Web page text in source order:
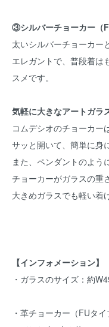
③シルバーチョーカー（
太いシルバーチョーカー
エレガントで、普段着は
スメです。
気軽に大きなアートガラ
コムデシオのチョーカー
サッと開いて、簡単に身
また、ペンダントのよう
チョーカーがガラスの重
大きめガラスでも軽い着
【インフォメーション】
・ガラスのサイズ：約
・革チョーカー（FUタ